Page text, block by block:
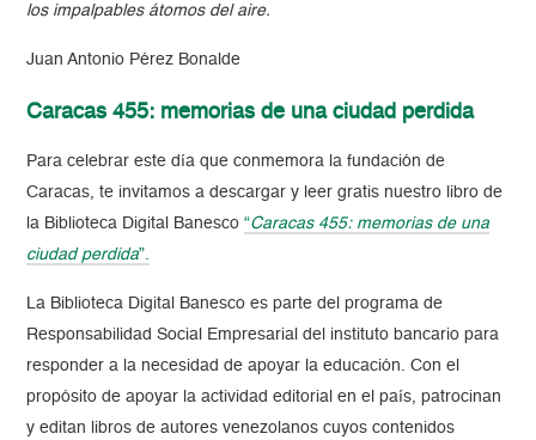
los impalpables átomos del aire.
Juan Antonio Pérez Bonalde
Caracas 455: memorias de una ciudad perdida
Para celebrar este día que conmemora la fundación de
Caracas, te invitamos a descargar y leer gratis nuestro libro de
la Biblioteca Digital Banesco“Caracas 455: memorias de una
ciudad perdida”.
La Biblioteca Digital Banesco es parte del programa de
Responsabilidad Social Empresarial del instituto bancario para
responder a la necesidad de apoyar la educación. Con el
propósito de apoyar la actividad editorial en el país, patrocinan
y editan libros de autores venezolanos cuyos contenidos